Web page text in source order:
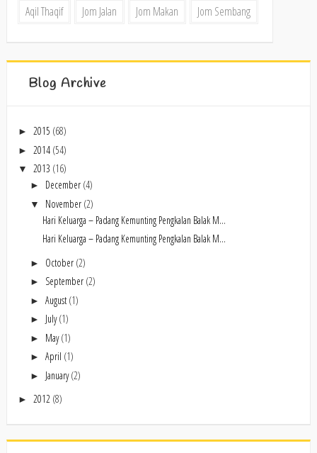
Aqil Thaqif Jom Jalan Jom Makan Jom Sembang
Blog Archive
► 2015 (68)
► 2014 (54)
▼ 2013 (16)
► December (4)
▼ November (2)
Hari Keluarga – Padang Kemunting Pengkalan Balak M...
Hari Keluarga – Padang Kemunting Pengkalan Balak M...
► October (2)
► September (2)
► August (1)
► July(1)
► May(1)
► April (1)
► January(2)
► 2012 (8)